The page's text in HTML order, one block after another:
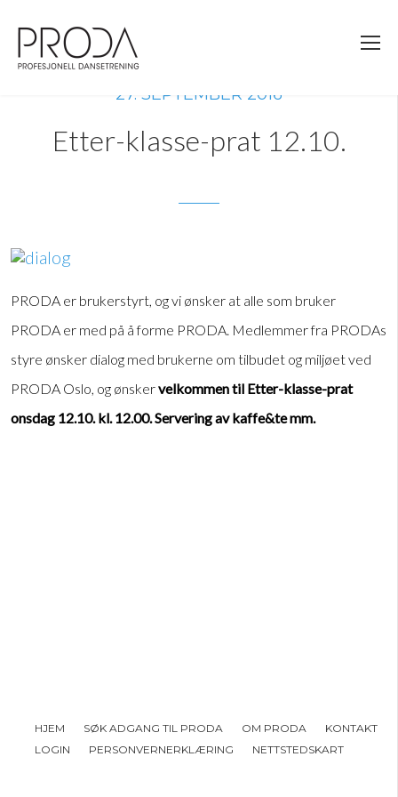
sidens
hovedinnhold
27. SEPTEMBER 2016
Etter-klasse-prat 12.10.
PRODA er brukerstyrt, og vi ønsker at alle som bruker
PRODA er med på å forme PRODA. Medlemmer fra PRODAs
styre ønsker dialog med brukerne om tilbudet og miljøet ved
PRODA Oslo, og ønskervelkommen til Etter-klasse-prat
onsdag 12.10. kl. 12.00. Servering av kaffe&te mm.
HJEM SØK ADGANG TIL PRODA OM PRODA
KONTAKT
LOGIN
PERSONVERNERKLÆRING NETTSTEDSKART